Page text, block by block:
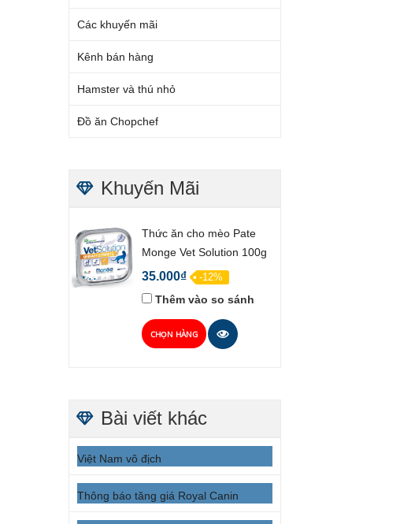
Các khuyến mãi
Kênh bán hàng
Hamster và thú nhỏ
Đồ ăn Chopchef
Khuyến Mãi
Thức ăn cho mèo Pate
Monge Vet Solution 100g
35.000₫ -12%
Thêm vào so sánh
CHỌN HÀNG
Bài viết khác
Việt Nam vô địch
Thông báo tăng giá Royal Canin